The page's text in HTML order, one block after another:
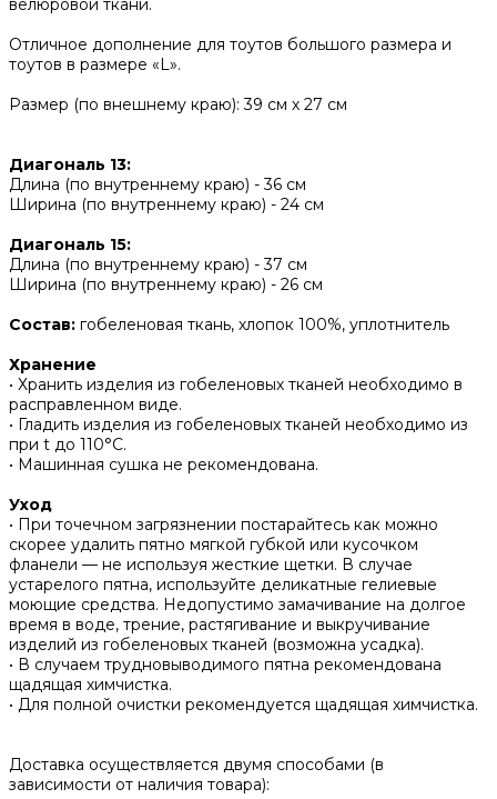
велюровой ткани.
Отличное дополнение для тоутов большого размера и
тоутов в размере «L».
Размер (по внешнему краю): 39 см х 27 см
Диагональ 13:
Длина (по внутреннему краю) - 36 см
Ширина (по внутреннему краю) - 24 см
Диагональ 15:
Длина (по внутреннему краю) - 37 см
Ширина (по внутреннему краю) - 26 см
Состав: гобеленовая ткань, хлопок 100%, уплотнитель
Хранение
• Хранить изделия из гобеленовых тканей необходимо в
расправленном виде.
• ‌Гладить изделия из гобеленовых тканей необходимо из
при t до 110°С.
• ‌Машинная сушка не рекомендована.
Уход
• При точечном загрязнении постарайтесь как можно
скорее удалить пятно мягкой губкой или кусочком
фланели — не используя жесткие щетки. В случае
устарелого пятна, используйте деликатные гелиевые
моющие средства. Недопустимо замачивание на долгое
время в воде, трение, растягивание и выкручивание
изделий из гобеленовых тканей (возможна усадка).
• В случаем трудновыводимого пятна рекомендована
щадящая химчистка.
• Для полной очистки рекомендуется щадящая химчистка.
Доставка осуществляется двумя способами (в
зависимости от наличия товара):